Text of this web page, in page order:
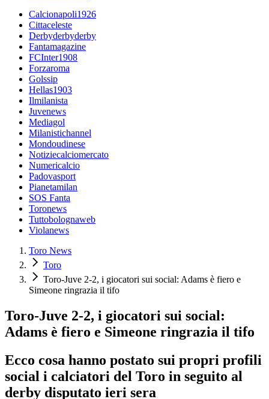
Calcionapoli1926
Cittaceleste
Derbyderbyderby
Fantamagazine
FCInter1908
Forzaroma
Golssip
Hellas1903
Ilmilanista
Juvenews
Mediagol
Milanistichannel
Mondoudinese
Notiziecalciomercato
Numericalcio
Padovasport
Pianetamilan
SOS Fanta
Toronews
Tuttobolognaweb
Violanews
Toro News
Toro
Toro-Juve 2-2, i giocatori sui social: Adams è fiero e
Simeone ringrazia il tifo
Toro-Juve 2-2, i giocatori sui social:
Adams è fiero e Simeone ringrazia il tifo
Ecco cosa hanno postato sui propri profili
social i calciatori del Toro in seguito al
derby disputato ieri sera